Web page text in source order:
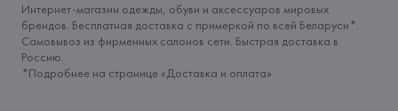
Интернет-магазин одежды, обуви и аксессуаров мировых
брендов. Бесплатная доставка с примеркой по всей Беларуси*.
Самовывоз из фирменных салонов сети. Быстрая доставка в
Россию.
*Подробнее на странице «Доставка и оплата»